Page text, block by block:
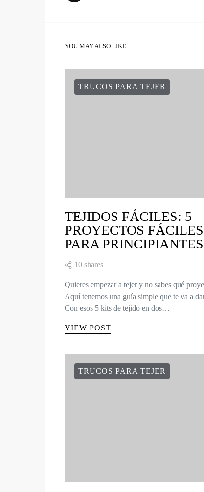
YOU MAY ALSO LIKE
TRUCOS PARA TEJER
TEJIDOS FÁCILES: 5
PROYECTOS FÁCILES
PARA PRINCIPIANTES
10 shares
Quieres empezar a tejer y no sabes qué
Aquí tenemos una guía simple que te va a
Con esos 5 kits de tejido en dos…
VIEW POST
TRUCOS PARA TEJER